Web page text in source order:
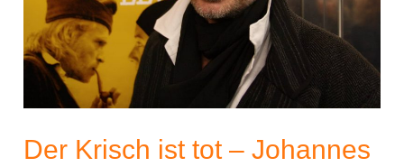
Der Krisch ist tot – Johannes